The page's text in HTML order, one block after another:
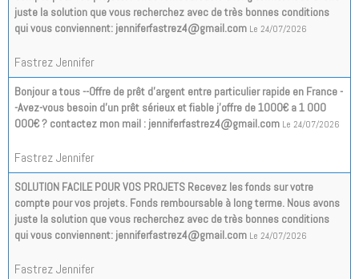
juste la solution que vous recherchez avec de très bonnes conditions
qui vous conviennent: jenniferfastrez4@gmail.com Le 24/07/2026
Fastrez Jennifer
Bonjour a tous --Offre de prêt d'argent entre particulier rapide en France -
-Avez-vous besoin d'un prêt sérieux et fiable j'offre de 1000€ a 1 000
000€ ? contactez mon mail : jenniferfastrez4@gmail.com Le 24/07/2026
Fastrez Jennifer
SOLUTION FACILE POUR VOS PROJETS Recevez les fonds sur votre
compte pour vos projets. Fonds remboursable à long terme. Nous avons
juste la solution que vous recherchez avec de très bonnes conditions
qui vous conviennent: jenniferfastrez4@gmail.com Le 24/07/2026
Fastrez Jennifer